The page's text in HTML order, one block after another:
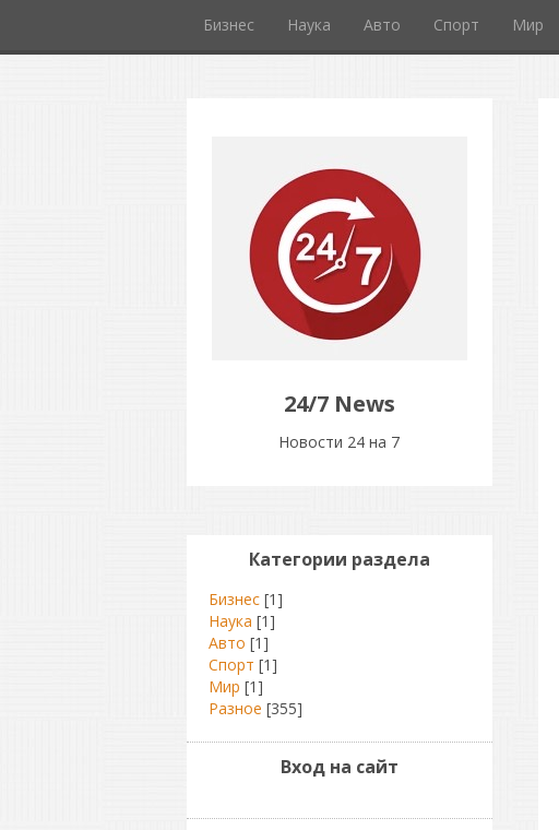
Бизнес Наука Авто Спорт Мир
24/7 News
Новости 24 на 7
Категории раздела
Бизнес [1]
Наука [1]
Авто [1]
Спорт [1]
Мир [1]
Разное [355]
Вход на сайт